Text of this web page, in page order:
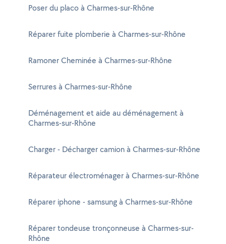
Poser du placo à Charmes-sur-Rhône
Réparer fuite plomberie à Charmes-sur-Rhône
Ramoner Cheminée à Charmes-sur-Rhône
Serrures à Charmes-sur-Rhône
Déménagement et aide au déménagement à
Charmes-sur-Rhône
Charger - Décharger camion à Charmes-sur-Rhône
Réparateur électroménager à Charmes-sur-Rhône
Réparer iphone - samsung à Charmes-sur-Rhône
Réparer tondeuse tronçonneuse à Charmes-sur-
Rhône